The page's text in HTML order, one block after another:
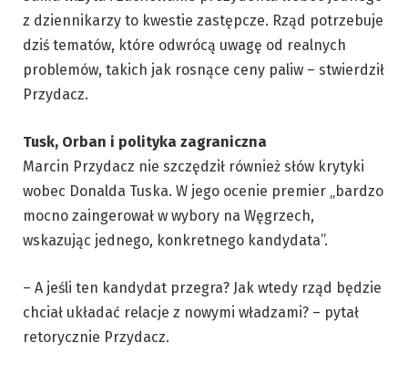
z dziennikarzy to kwestie zastępcze. Rząd potrzebuje
dziś tematów, które odwrócą uwagę od realnych
problemów, takich jak rosnące ceny paliw – stwierdził
Przydacz.
Tusk, Orban i polityka zagraniczna
Marcin Przydacz nie szczędził również słów krytyki
wobec Donalda Tuska. W jego ocenie premier „bardzo
mocno zaingerował w wybory na Węgrzech,
wskazując jednego, konkretnego kandydata”.
– A jeśli ten kandydat przegra? Jak wtedy rząd będzie
chciał układać relacje z nowymi władzami? – pytał
retorycznie Przydacz.